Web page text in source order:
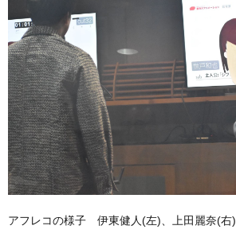
アフレコの様子 伊東健人(左)、上田麗奈(右)